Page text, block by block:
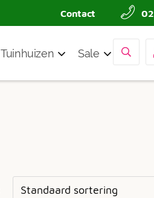
Contact
Tuinhuizen Sale